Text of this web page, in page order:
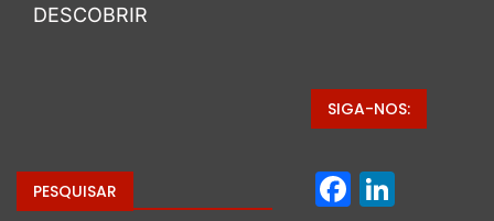
DESCOBRIR
PESQUISAR
SIGA-NOS: